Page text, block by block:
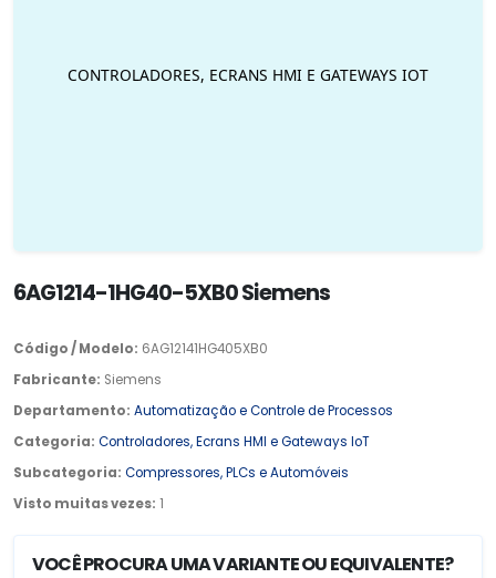
6AG1214-1HG40-5XB0 Siemens
Código / Modelo: 6AG12141HG405XB0
Fabricante: Siemens
Departamento: Automatização e Controle de Processos
Categoria: Controladores, Ecrans HMI e Gateways IoT
Subcategoria: Compressores, PLCs e Automóveis
Visto muitas vezes: 1
VOCÊ PROCURA UMA VARIANTE OU EQUIVALENTE?